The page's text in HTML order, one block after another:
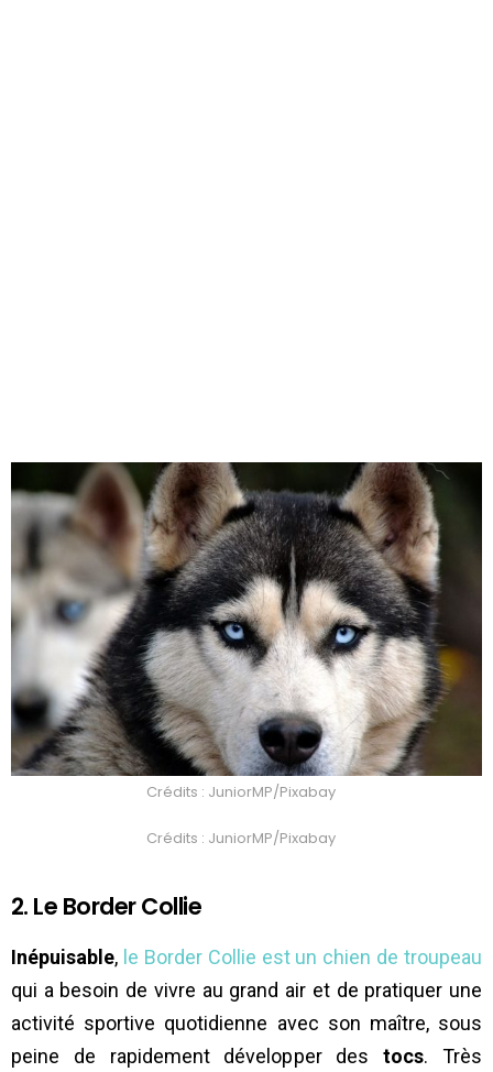
Crédits : JuniorMP/Pixabay
Crédits : JuniorMP/Pixabay
2. Le Border Collie
Inépuisable, le Border Collie est un chien de troupeau
qui a besoin de vivre au grand air et de pratiquer une
activité sportive quotidienne avec son maître, sous
peine de rapidement développer destocs. Très